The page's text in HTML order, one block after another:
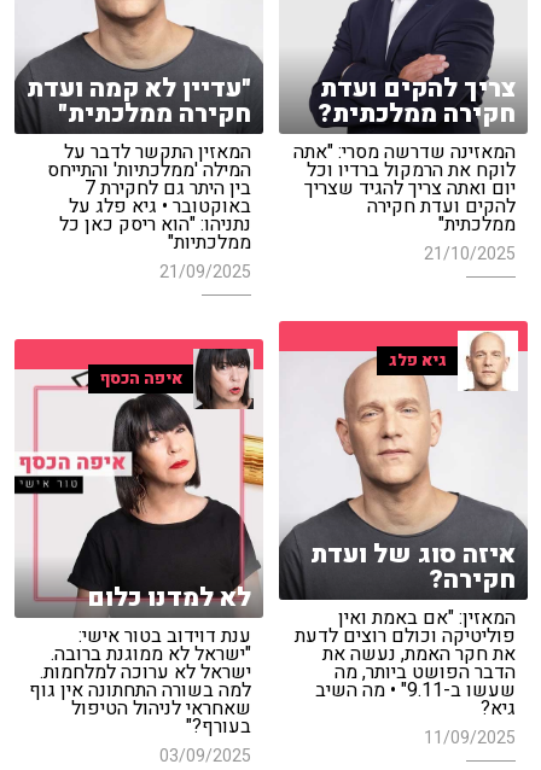
צריך להקים ועדת
חקירה ממלכתית?
המאזינה שדרשה מסרי: "אתה
לוקח את הרמקול ברדיו וכל
יום ואתה צריך להגיד שצריך
להקים ועדת חקירה
ממלכתית"
21/10/2025
"עדיין לא קמה ועדת
חקירה ממלכתית"
המאזין התקשר לדבר על
המילה 'ממלכתיות' והתייחס
בין היתר גם לחקירת 7
באוקטובר • גיא פלג על
נתניהו: "הוא ריסק כאן כל
ממלכתיות"
21/09/2025
גיא פלג
איזה סוג של ועדת
חקירה?
המאזין: "אם באמת ואין
פוליטיקה וכולם רוצים לדעת
את חקר האמת, נעשה את
הדבר הפושט ביותר, מה
שעשו ב-9.11" • מה השיב
גיא?
11/09/2025
איפה הכסף
לא למדנו כלום
ענת דוידוב בטור אישי:
"ישראל לא ממוגנת ברובה.
ישראל לא ערוכה למלחמות.
למה בשורה התחתונה אין גוף
שאחראי לניהול הטיפול
בעורף?"
03/09/2025